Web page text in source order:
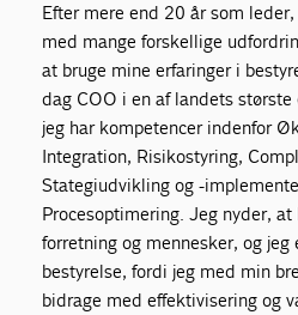
Efter mere end 20 år som
med mange forskellige
at bruge mine erfaringer i
dag COO i en af landets
jeg har kompetencer indenfor
Integration, Risikostyring,
Stategiudvikling og -
Procesoptimering. Jeg nyder,
forretning og mennesker, og
bestyrelse, fordi jeg med min
bidrage med effektivisering og